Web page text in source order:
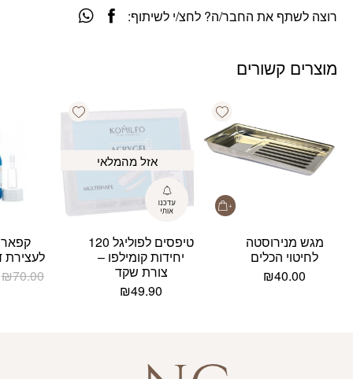
רוצה לשתף את החבר/ה? לחצ/י לשיתוף:
מוצרים קשורים
Add wishlist
מגש מנירוסטה
לחיטוי הכלים
₪40.00
Add wishlist
אזל מהמלאי
טיפסים לפוליגל 120
יחידות קומילפו –
צורת שקד
₪49.90
לעצירת דם
₪70.00